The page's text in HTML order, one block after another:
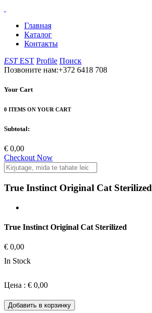
Главная
Каталог
Контакты
EST EST Profile Поиск
Позвоните нам:+372 6418 708
Your Cart
0 ITEMS ON YOUR CART
Subtotal:
€ 0,00
Checkout Now
True Instinct Original Cat Sterilized
True Instinct Original Cat Sterilized
€ 0,00
In Stock
Цена : € 0,00
Добавить в корзинку